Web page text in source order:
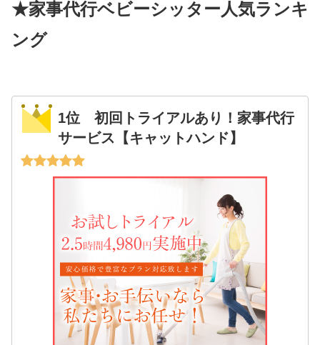
★家事代行ベビーシッター人気ランキ
ング
1位 初回トライアルあり！家事代行
サービス【キャットハンド】